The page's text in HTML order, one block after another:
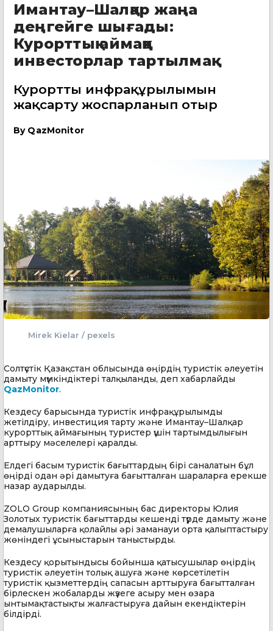
Имантау–Шалқар жаңа
деңгейге шығады:
Курорттық аймаққа
инвесторлар тартылмақ
Курорттың инфрақұрылымын
жақсарту жоспарланып отыр
By QazMonitor
Mirek Kielar / pexels
Солтүстік Қазақстан облысында өңірдің туристік әлеуетін
дамыту мүмкіндіктері талқыланды, деп хабарлайды
QazMonitor.
Кездесу барысында туристік инфрақұрылымды
жетілдіру, инвестиция тарту және Имантау–Шалқар
курорттық аймағының туристер үшін тартымдылығын
арттыру мәселелері қаралды.
Елдегі басым туристік бағыттардың бірі саналатын бұл
өңірді одан әрі дамытуға бағытталған шараларға ерекше
назар аударылды.
ZOLO Group компаниясының бас директоры Юлия
Золотых туристік бағыттарды кешенді түрде дамыту және
демалушыларға қолайлы әрі заманауи орта қалыптастыру
жөніндегі ұсыныстарын таныстырды.
Кездесу қорытындысы бойынша қатысушылар өңірдің
туристік әлеуетін толық ашуға және көрсетілетін
туристік қызметтердің сапасын арттыруға бағытталған
бірлескен жобаларды жүзеге асыру мен өзара
ынтымақтастықты жалғастыруға дайын екендіктерін
білдірді.